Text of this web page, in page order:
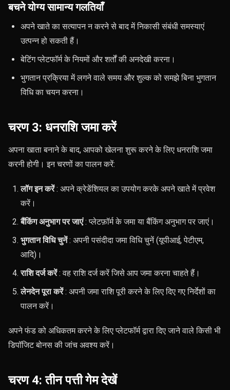
बचने योग्य सामान्य गलतियाँ
अपने खाते का सत्यापन न करने से बाद में निकासी संबंधी समस्याएं
उत्पन्न हो सकती हैं।
बेटिंग प्लेटफॉर्म के नियमों और शर्तों की अनदेखी करना।
भुगतान प्रक्रिया में लगने वाले समय और शुल्क को समझे बिना भुगतान
विधि का चयन करना।
चरण 3: धनराशि जमा करें
अपना खाता बनाने के बाद, आपको खेलना शुरू करने के लिए धनराशि जमा
करनी होगी। इन चरणों का पालन करें:
लॉग इन करें: अपने क्रेडेंशियल का उपयोग करके अपने खाते में प्रवेश
करें।
बैंकिंग अनुभाग पर जाएं: प्लेटफ़ॉर्म के जमा या बैंकिंग अनुभाग पर जाएं।
भुगतान विधि चुनें: अपनी पसंदीदा जमा विधि चुनें (यूपीआई, पेटीएम,
आदि)।
राशि दर्ज करें: वह राशि दर्ज करें जिसे आप जमा करना चाहते हैं।
लेनदेन पूरा करें: अपनी जमा राशि पूरी करने के लिए दिए गए निर्देशों का
पालन करें।
अपने फंड को अधिकतम करने के लिए प्लेटफॉर्म द्वारा दिए जाने वाले किसी भी
डिपॉजिट बोनस की जांच अवश्य करें।
चरण 4: तीन पत्ती गेम देखें